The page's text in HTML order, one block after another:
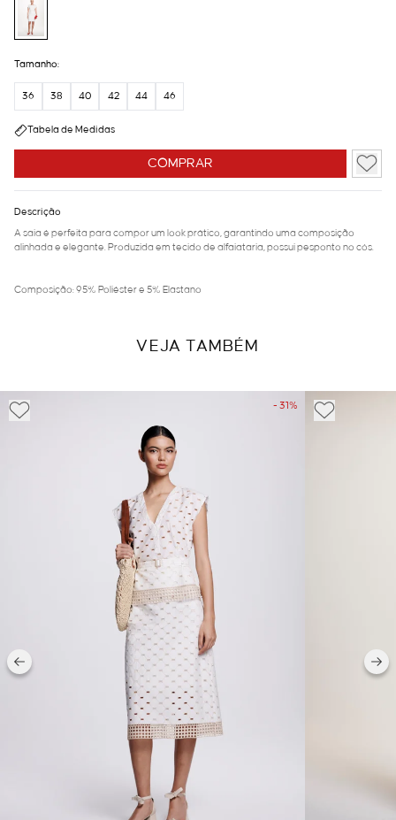
COMPRAR
Tamanho:
36 38 40 42 44 46
Tabela de Medidas
Descrição
A saia é perfeita para compor um look prático, garantindo uma composição
alinhada e elegante. Produzida em tecido de alfaiataria, possui pesponto no cós.
Composição: 95% Poliéster e 5% Elastano
VEJA TAMBÉM
- 31%